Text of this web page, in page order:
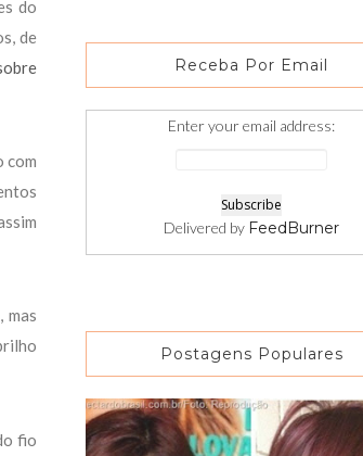
do
de
com
mas
fio
Receba Por Email
Enter your email address:
Delivered by FeedBurner
Postagens Populares